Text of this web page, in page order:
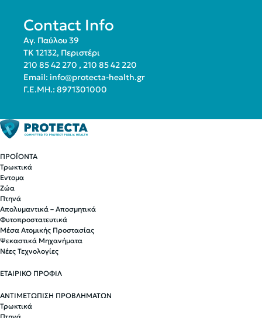
Contact Info
Αγ. Παύλου 39
ΤΚ 12132, Περιστέρι
210 85 42 270 , 210 85 42 220
Email: info@protecta-health.gr
Γ.Ε.ΜΗ.: 8971301000
ΠΡΟΪΟΝΤΑ
Τρωκτικά
Έντομα
Ζώα
Πτηνά
Απολυμαντικά – Αποσμητικά
Φυτοπροστατευτικά
Μέσα Ατομικής Προστασίας
Ψεκαστικά Μηχανήματα
Νέες Τεχνολογίες
ΕΤΑΙΡΙΚΟ ΠΡΟΦΙΛ
ΑΝΤΙΜΕΤΩΠΙΣΗ ΠΡΟΒΛΗΜΑΤΩΝ
Τρωκτικά